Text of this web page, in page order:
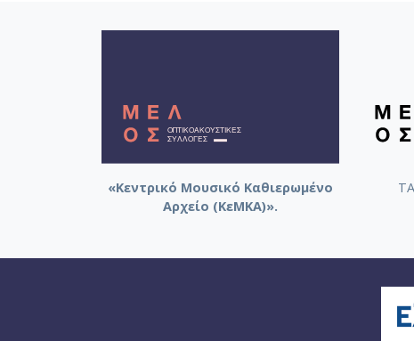
«Κεντρικό Μουσικό Καθιερωμένο
Αρχείο (ΚεΜΚΑ)».